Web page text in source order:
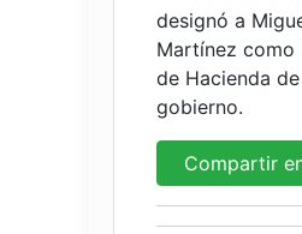
designó a
Martínez como
de Hacienda
gobierno.
Compartir